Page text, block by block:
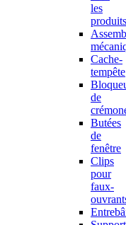
les
produits
Cache-
tempête
de
Butées
de
fenêtre
Clips
pour
faux-